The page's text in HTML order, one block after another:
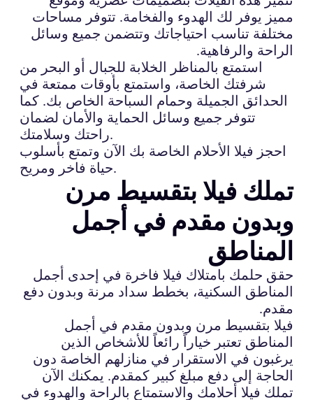
مميز يوفر لك الهدوء والفخامة. تتوفر مساحات
مختلفة تناسب احتياجاتك وتتضمن جميع وسائل
الراحة والرفاهية.
استمتع بالمناظر الخلابة للجبال أو البحر من
شرفتك الخاصة، واستمتع بأوقات ممتعة في
الحدائق الجميلة وحمام السباحة الخاص بك. كما
تتوفر جميع وسائل الحماية والأمان لضمان
راحتك وسلامتك.
احجز فيلا الأحلام الخاصة بك الآن وتمتع بأسلوب
حياة فاخر ومريح.
تملك فيلا بتقسيط مرن
وبدون مقدم في أجمل
المناطق
حقق حلمك بامتلاك فيلا فاخرة في إحدى أجمل
المناطق السكنية، بخطط سداد مرنة وبدون دفع
مقدم.
فيلا بتقسيط مرن وبدون مقدم في أجمل
المناطق تعتبر خياراً رائعاً للأشخاص الذين
يرغبون في الاستقرار في منازلهم الخاصة دون
الحاجة إلى دفع مبلغ كبير كمقدم. يمكنك الآن
تملك فيلا أحلامك والاستمتاع بالراحة والهدوء في